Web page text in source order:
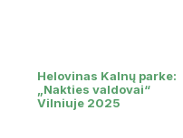
Helovinas Kalnų parke:
„Nakties valdovai“
Vilniuje 2025